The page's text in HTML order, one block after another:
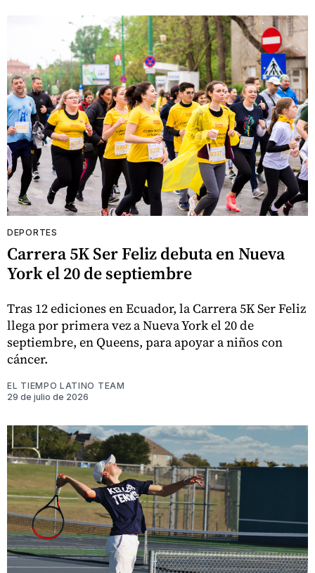
DEPORTES
Carrera 5K Ser Feliz debuta en Nueva
York el 20 de septiembre
Tras 12 ediciones en Ecuador, la Carrera 5K Ser Feliz
llega por primera vez a Nueva York el 20 de
septiembre, en Queens, para apoyar a niños con
cáncer.
EL TIEMPO LATINO TEAM
29 de julio de 2026